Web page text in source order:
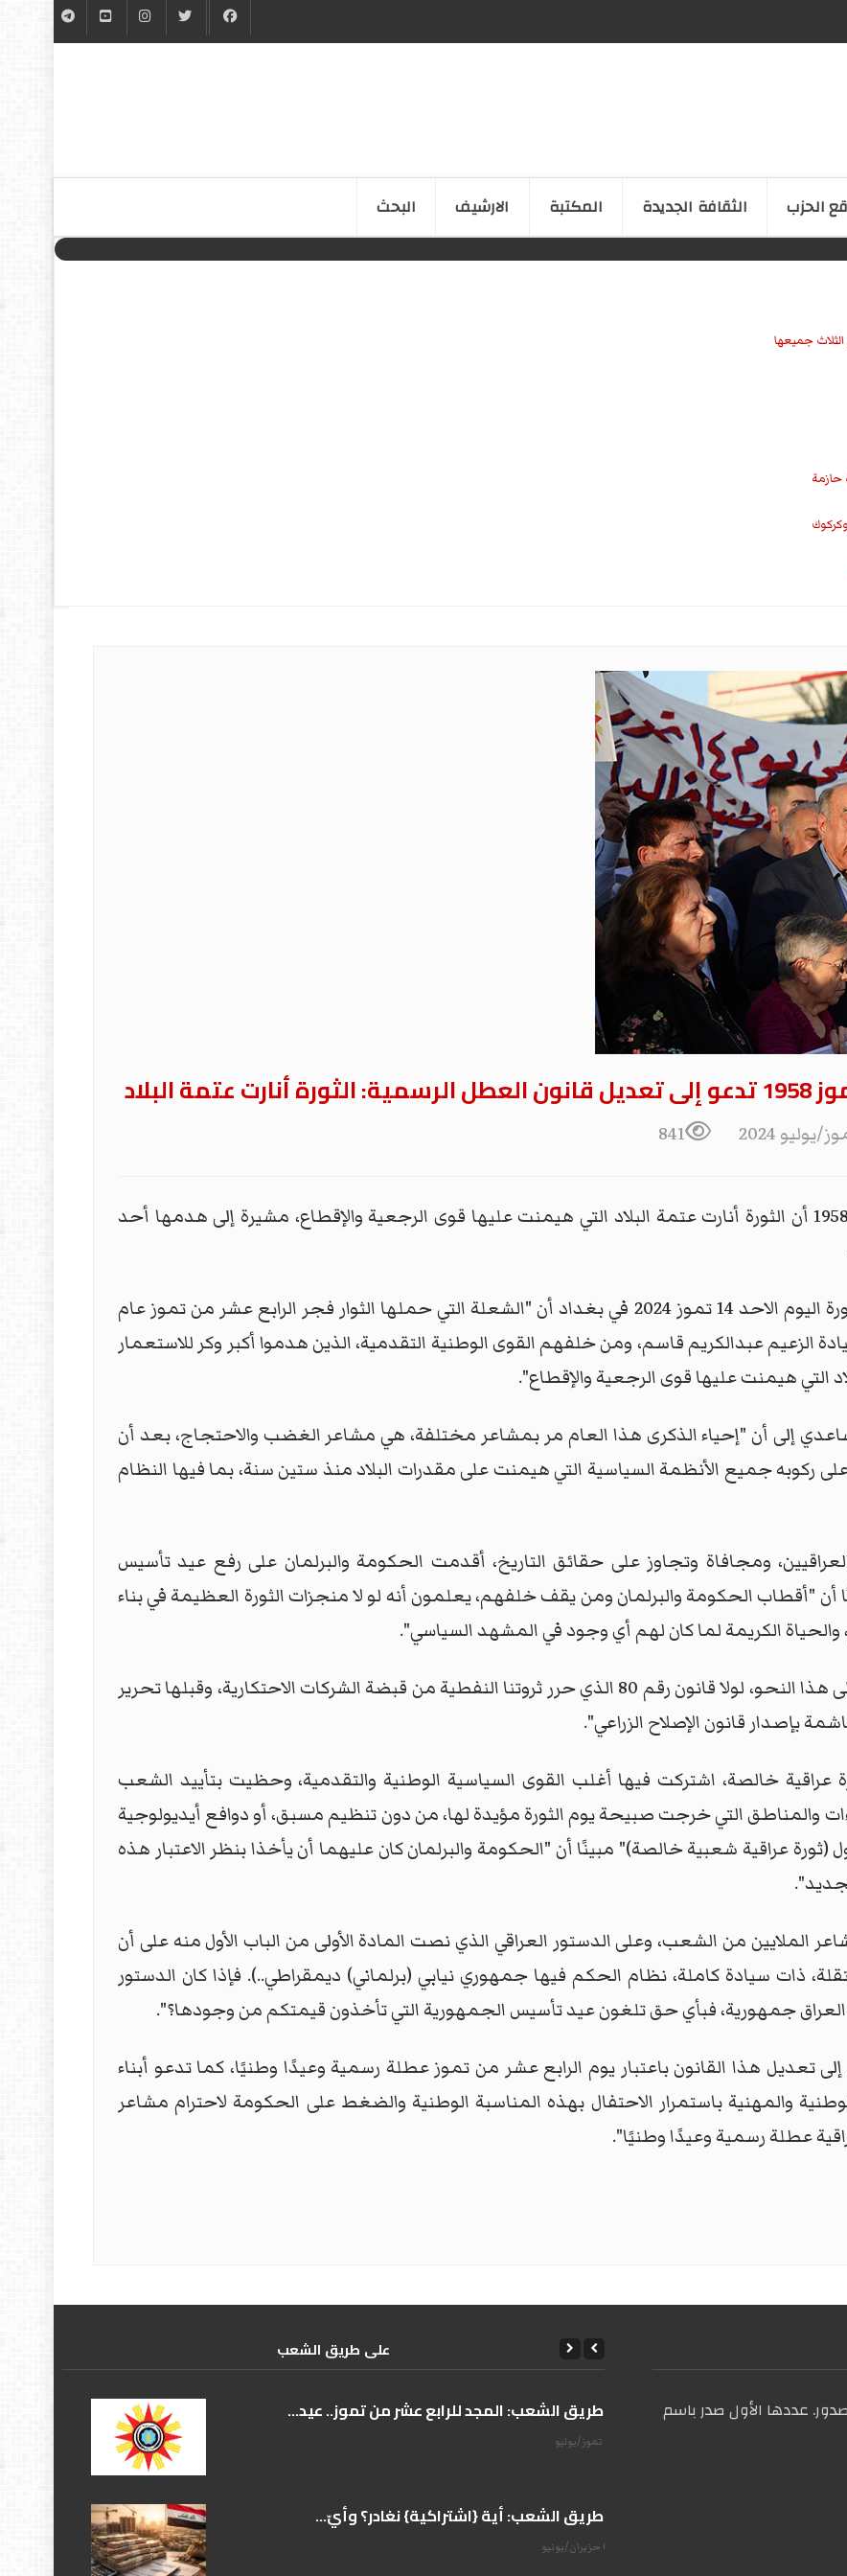
الحزب الثقافة الجدیدة المكتبة الارشیف البحث
جميعها
حازمة
841
أكدت اللجنة الوطنية لتخليد ثورة 14 تموز 1958 أن الثورة أنارت عتمة البلاد التي هيمنت عليها قوى الرجعية والإقطاع، مشيرة إلى هدمها أحد
وذكرت اللجنة في بيان خلال مسيرة إحياء الثورة اليوم الاحد 14 تموز 2024 في بغداد أن "الشعلة التي حملها الثوار فجر الرابع عشر من تموز عام
الزعيم عبدالكريم قاسم، ومن خلفهم القوى الوطنية التقدمية، الذين هدموا أكبر وكر للاستعمار
التي هيمنت عليها قوى الرجعية والإقطاع".
إلى أن "إحياء الذكرى هذا العام مر بمشاعر مختلفة، هي مشاعر الغضب والاحتجاج، بعد أن
ركوبه جميع الأنظمة السياسية التي هيمنت على مقدرات البلاد منذ ستين سنة، بما فيها النظام
ومجافاة وتجاوز على حقائق التاريخ، أقدمت الحكومة والبرلمان على رفع عيد تأسيس
أن "أقطاب الحكومة والبرلمان ومن يقف خلفهم، يعلمون أنه لو لا منجزات الثورة العظيمة في بناء
الكريمة لما كان لهم أي وجود في المشهد السياسي".
وبين أنه "وما كان لهم التمتع بثروات البلاد على هذا النحو، لولا قانون رقم 80 الذي حرر ثروتنا النفطية من قبضة الشركات الاحتكارية، وقبلها تحرير
بإصدار قانون الإصلاح الزراعي".
عراقية خالصة، اشتركت فيها أغلب القوى السياسية الوطنية والتقدمية، وحظيت بتأييد الشعب
والمناطق التي خرجت صبيحة يوم الثورة مؤيدة لها، من دون تنظيم مسبق، أو دوافع أيديولوجية
(ثورة عراقية شعبية خالصة)" مبينًا أن "الحكومة والبرلمان كان عليهما أن يأخذا بنظر الاعتبار هذه
الملايين من الشعب، وعلى الدستور العراقي الذي نصت المادة الأولى من الباب الأول منه على أن
ذات سيادة كاملة، نظام الحكم فيها جمهوري نيابي (برلماني) ديمقراطي..). فإذا كان الدستور
العراق جمهورية، فبأي حق تلغون عيد تأسيس الجمهورية التي تأخذون قيمتكم من وجودها؟".
تعديل هذا القانون باعتبار يوم الرابع عشر من تموز عطلة رسمية وعيدًا وطنيًا، كما تدعو أبناء
والمهنية باستمرار الاحتفال بهذه المناسبة الوطنية والضغط على الحكومة لاحترام مشاعر
عطلة رسمية وعيدًا وطنيًا".
عددها الأول صدر باسم
علی طریق الشعب
على طريق الشعب: المجد للرابع عشر من تموز.. عيد...
على طريق الشعب: أية {اشتراكية} نغادر؟ وأيّ...
07 حزيران/يونيو